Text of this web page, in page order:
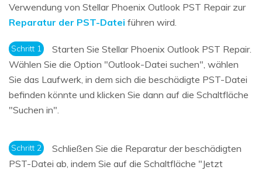
Verwendung von Stellar Phoenix Outlook PST Repair zur
Reparatur der PST-Datei führen wird.
Schritt 1
Starten Sie Stellar Phoenix Outlook PST Repair.
Wählen Sie die Option "Outlook-Datei suchen", wählen
Sie das Laufwerk, in dem sich die beschädigte PST-Datei
befinden könnte und klicken Sie dann auf die Schaltfläche
"Suchen in".
Schritt 2
Schließen Sie die Reparatur der beschädigten
PST-Datei ab, indem Sie auf die Schaltfläche "Jetzt